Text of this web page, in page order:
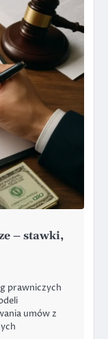
– stawki,
prawniczych
umów z